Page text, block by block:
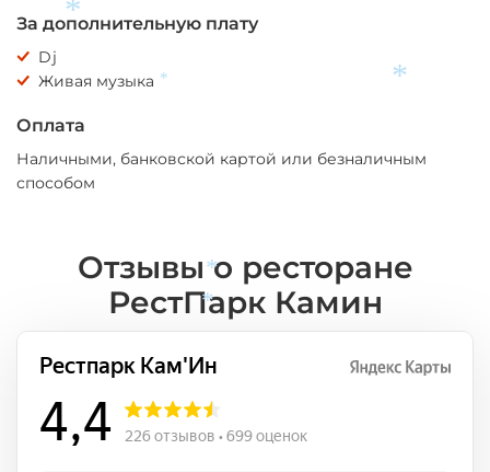
За дополнительную плату
Dj
Живая музыка
Оплата
Наличными, банковской картой или безналичным
способом
Отзывы о ресторане
РестПарк Камин
*
*